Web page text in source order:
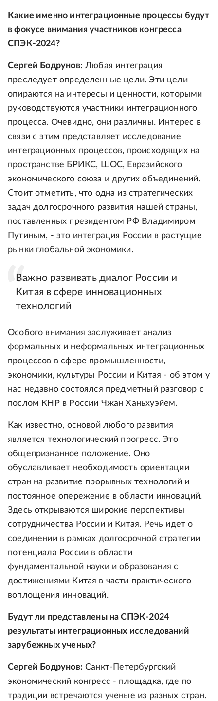
Какие именно интеграционные процессы будут
в фокусе внимания участников конгресса
СПЭК-2024?
Сергей Бодрунов: Любая интеграция
преследует определенные цели. Эти цели
опираются на интересы и ценности, которыми
руководствуются участники интеграционного
процесса. Очевидно, они различны. Интерес в
связи с этим представляет исследование
интеграционных процессов, происходящих на
пространстве БРИКС, ШОС, Евразийского
экономического союза и других объединений.
Стоит отметить, что одна из стратегических
задач долгосрочного развития нашей страны,
поставленных президентом РФ Владимиром
Путиным, - это интеграция России в растущие
рынки глобальной экономики.
Важно развивать диалог России и
Китая в сфере инновационных
технологий
Особого внимания заслуживает анализ
формальных и неформальных интеграционных
процессов в сфере промышленности,
экономики, культуры России и Китая - об этом у
нас недавно состоялся предметный разговор с
послом КНР в России Чжан Ханьхуэйем.
Как известно, основой любого развития
является технологический прогресс. Это
общепризнанное положение. Оно
обуславливает необходимость ориентации
стран на развитие прорывных технологий и
постоянное опережение в области инноваций.
Здесь открываются широкие перспективы
сотрудничества России и Китая. Речь идет о
соединении в рамках долгосрочной стратегии
потенциала России в области
фундаментальной науки и образования с
достижениями Китая в части практического
воплощения инноваций.
Будут ли представлены на СПЭК-2024
результаты интеграционных исследований
зарубежных ученых?
Сергей Бодрунов: Санкт-Петербургский
экономический конгресс - площадка, где по
традиции встречаются ученые из разных стран.